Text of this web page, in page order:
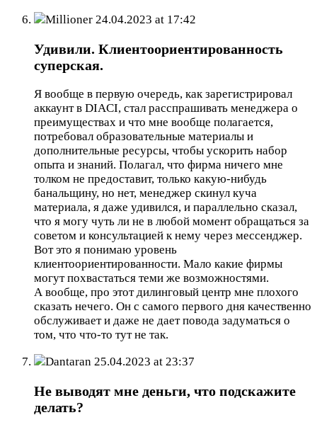
Millioner 24.04.2023 at 17:42
Удивили. Клиентоориентированность
суперская.
Я вообще в первую очередь, как зарегистрировал
аккаунт в DIACI, стал расспрашивать менеджера о
преимуществах и что мне вообще полагается,
потребовал образовательные материалы и
дополнительные ресурсы, чтобы ускорить набор
опыта и знаний. Полагал, что фирма ничего мне
толком не предоставит, только какую-нибудь
банальщину, но нет, менеджер скинул куча
материала, я даже удивился, и параллельно сказал,
что я могу чуть ли не в любой момент обращаться за
советом и консультацией к нему через мессенджер.
Вот это я понимаю уровень
клиентоориентированности. Мало какие фирмы
могут похвастаться теми же возможностями.
А вообще, про этот дилинговый центр мне плохого
сказать нечего. Он с самого первого дня качественно
обслуживает и даже не дает повода задуматься о
том, что что-то тут не так.
Dantaran 25.04.2023 at 23:37
Не выводят мне деньги, что подскажите
делать?